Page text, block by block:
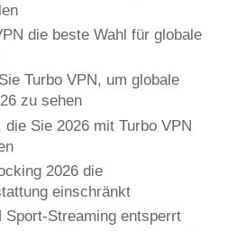
die beste Wahl für globale
Turbo VPN, um globale
zu sehen
die Sie 2026 mit Turbo VPN
2026 die
einschränkt
Sport-Streaming entsperrt